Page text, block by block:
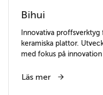
Bihui
Innovativa
keramiska plattor.
med fokus på
Läs mer